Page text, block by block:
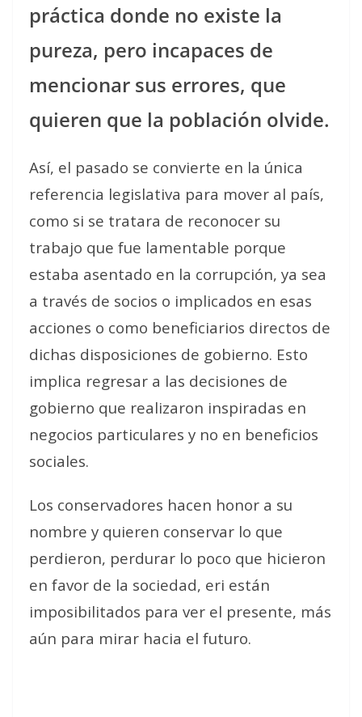
práctica donde no existe la
pureza, pero incapaces de
mencionar sus errores, que
quieren que la población olvide.
Así, el pasado se convierte en la única
referencia legislativa para mover al país,
como si se tratara de reconocer su
trabajo que fue lamentable porque
estaba asentado en la corrupción, ya sea
a través de socios o implicados en esas
acciones o como beneficiarios directos de
dichas disposiciones de gobierno. Esto
implica regresar a las decisiones de
gobierno que realizaron inspiradas en
negocios particulares y no en beneficios
sociales.
Los conservadores hacen honor a su
nombre y quieren conservar lo que
perdieron, perdurar lo poco que hicieron
en favor de la sociedad, eri están
imposibilitados para ver el presente, más
aún para mirar hacia el futuro.